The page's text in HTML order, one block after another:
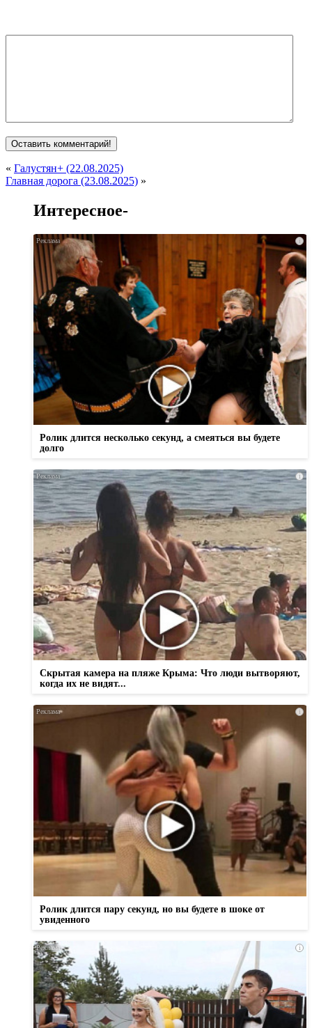
« Галустян+ (22.08.2025)
Главная дорога (23.08.2025) »
Интересное-
i
Ролик длится несколько секунд, а смеяться вы будете
долго
i
Скрытая камера на пляже Крыма: Что люди вытворяют,
когда их не видят...
i
Ролик длится пару секунд, но вы будете в шоке от
увиденного
i